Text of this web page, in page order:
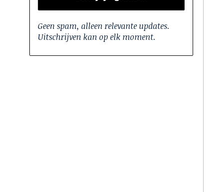
Geen spam, alleen relevante updates.
Uitschrijven kan op elk moment.